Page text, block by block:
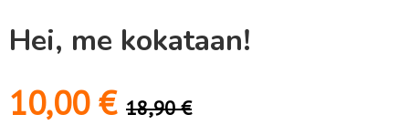
Hei, me kokataan!
10,00€ 18,90€